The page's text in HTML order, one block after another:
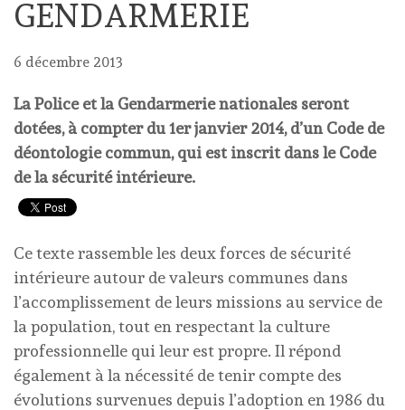
GENDARMERIE
6 décembre 2013
La Police et la Gendarmerie nationales seront
dotées, à compter du 1er janvier 2014, d’un Code de
déontologie commun, qui est inscrit dans le Code
de la sécurité intérieure.
Ce texte rassemble les deux forces de sécurité
intérieure autour de valeurs communes dans
l’accomplissement de leurs missions au service de
la population, tout en respectant la culture
professionnelle qui leur est propre. Il répond
également à la nécessité de tenir compte des
évolutions survenues depuis l’adoption en 1986 du